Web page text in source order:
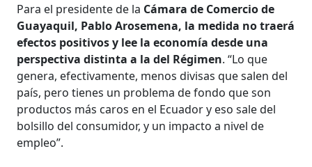
Para el presidente de la Cámara de Comercio de
Guayaquil, Pablo Arosemena, la medida no traerá
efectos positivos y lee la economía desde una
perspectiva distinta a la del Régimen. “Lo que
genera, efectivamente, menos divisas que salen del
país, pero tienes un problema de fondo que son
productos más caros en el Ecuador y eso sale del
bolsillo del consumidor, y un impacto a nivel de
empleo”.